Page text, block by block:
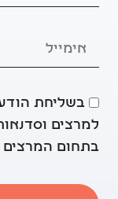
בשליחת
למרצים
בתחום המרצים